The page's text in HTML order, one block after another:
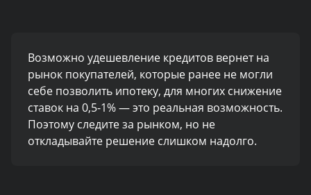
Возможно удешевление кредитов вернет на
рынок покупателей, которые ранее не могли
себе позволить ипотеку, для многих снижение
ставок на 0,5-1% — это реальная возможность.
Поэтому следите за рынком, но не
откладывайте решение слишком надолго.